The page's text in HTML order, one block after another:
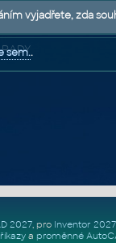
2027, pro Inventor 2027
a proměnné
vyjadřete, zda
sem..